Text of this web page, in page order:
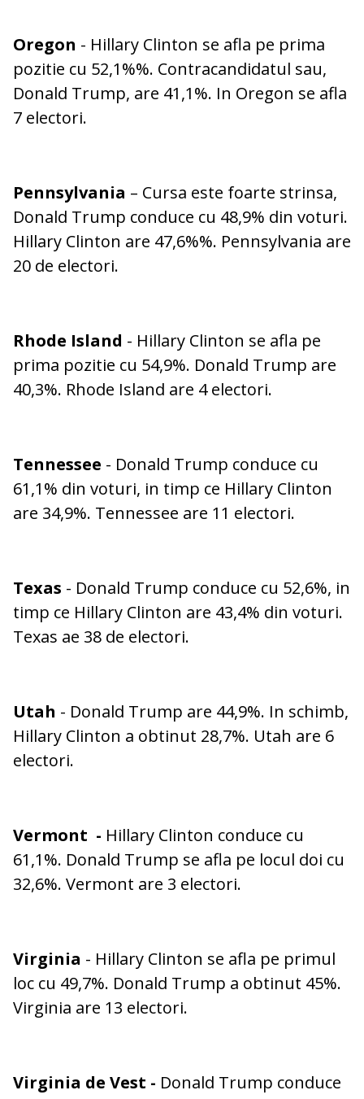
Oregon - Hillary Clinton se afla pe prima
pozitie cu 52,1%%. Contracandidatul sau,
Donald Trump, are 41,1%. In Oregon se afla
7 electori.
Pennsylvania – Cursa este foarte strinsa,
Donald Trump conduce cu 48,9% din voturi.
Hillary Clinton are 47,6%%. Pennsylvania are
20 de electori.
Rhode Island - Hillary Clinton se afla pe
prima pozitie cu 54,9%. Donald Trump are
40,3%. Rhode Island are 4 electori.
Tennessee - Donald Trump conduce cu
61,1% din voturi, in timp ce Hillary Clinton
are 34,9%. Tennessee are 11 electori.
Texas - Donald Trump conduce cu 52,6%, in
timp ce Hillary Clinton are 43,4% din voturi.
Texas ae 38 de electori.
Utah - Donald Trump are 44,9%. In schimb,
Hillary Clinton a obtinut 28,7%. Utah are 6
electori.
Vermont - Hillary Clinton conduce cu
61,1%. Donald Trump se afla pe locul doi cu
32,6%. Vermont are 3 electori.
Virginia - Hillary Clinton se afla pe primul
loc cu 49,7%. Donald Trump a obtinut 45%.
Virginia are 13 electori.
Virginia de Vest - Donald Trump conduce